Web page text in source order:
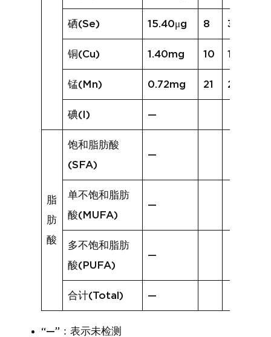
硒(Se) 15.40μg 8 37.39μg
铜(Cu) 1.40mg 10 1.44mg
锰(Mn) 0.72mg 21 2.15mg
碘(I) —
脂
肪
酸
饱和脂肪酸
(SFA)
—
单不饱和脂肪
酸(MUFA)
—
多不饱和脂肪
酸(PUFA)
—
合计(Total) —
“—”：表示未检测